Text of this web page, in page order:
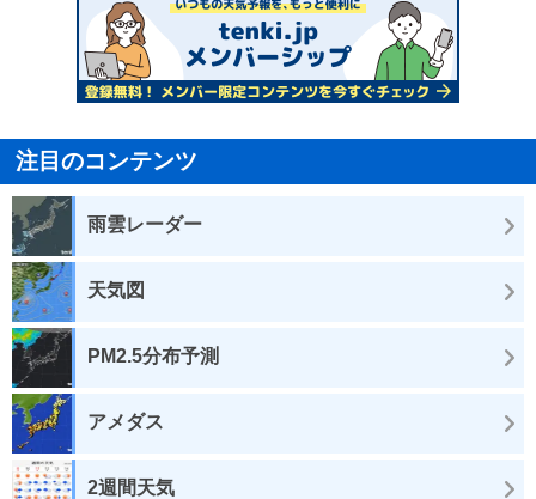
注目のコンテンツ
雨雲レーダー
天気図
PM2.5分布予測
アメダス
2週間天気